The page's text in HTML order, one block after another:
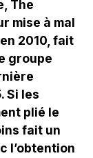
The
mise à mal
2010, fait
groupe
Si les
plié le
fait un
l’obtention